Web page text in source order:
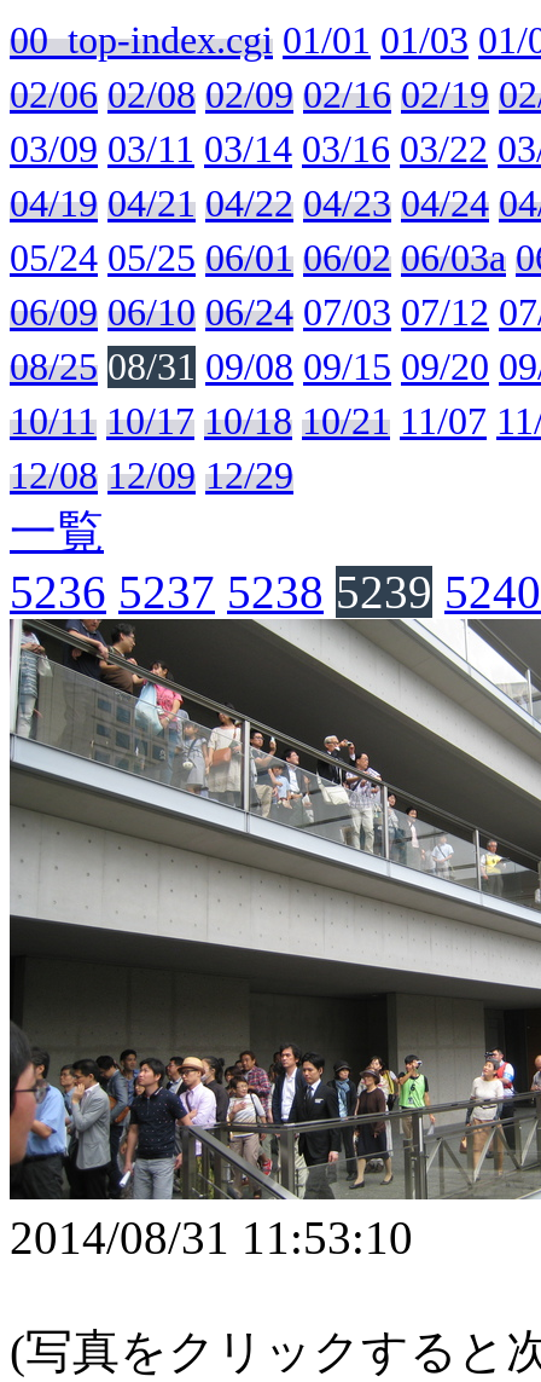
00_top-index.cgi 01/01 01/03 01/
02/06 02/08 02/09 02/16 02/19
03/09 03/11 03/14 03/16 03/22
04/19 04/21 04/22 04/23 04/24
05/24 05/25 06/01 06/02 06/03a
06/09 06/10 06/24 07/03 07/12
08/25 08/31 09/08 09/15 09/20
10/11 10/17 10/18 10/21 11/07
12/08 12/09 12/29
一覧
5236 5237 5238 5239 5240
2014/08/31 11:53:10
(写真をクリックすると